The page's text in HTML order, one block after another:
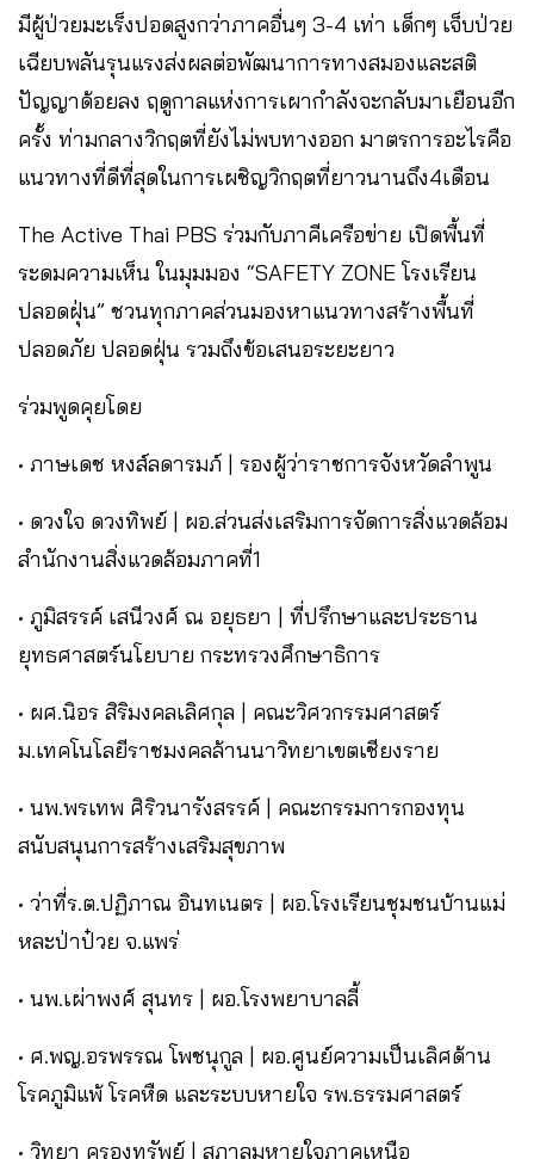
มีผู้ป่วยมะเร็งปอดสูงกว่าภาคอื่นๆ 3-4 เท่า เด็กๆ เจ็บป่วย
เฉียบพลันรุนแรงส่งผลต่อพัฒนาการทางสมองและสติ
ปัญญาด้อยลง ฤดูกาลแห่งการเผากำลังจะกลับมาเยือนอีก
ครั้ง ท่ามกลางวิกฤตที่ยังไม่พบทางออก มาตรการอะไรคือ
แนวทางที่ดีที่สุดในการเผชิญวิกฤตที่ยาวนานถึง4เดือน
The Active Thai PBS ร่วมกับภาคีเครือข่าย เปิดพื้นที่
ระดมความเห็น ในมุมมอง “SAFETY ZONE โรงเรียน
ปลอดฝุ่น” ชวนทุกภาคส่วนมองหาแนวทางสร้างพื้นที่
ปลอดภัย ปลอดฝุ่น รวมถึงข้อเสนอระยะยาว
ร่วมพูดคุยโดย
• ภาษเดช หงส์ลดารมภ์ | รองผู้ว่าราชการจังหวัดลำพูน
• ดวงใจ ดวงทิพย์ | ผอ.ส่วนส่งเสริมการจัดการสิ่งแวดล้อม
สำนักงานสิ่งแวดล้อมภาคที่1
• ภูมิสรรค์ เสนีวงศ์ ณ อยุธยา | ที่ปรึกษาและประธาน
ยุทธศาสตร์นโยบาย กระทรวงศึกษาธิการ
• ผศ.นิอร สิริมงคลเลิศกุล | คณะวิศวกรรมศาสตร์
ม.เทคโนโลยีราชมงคลล้านนาวิทยาเขตเชียงราย
• นพ.พรเทพ ศิริวนารังสรรค์ | คณะกรรมการกองทุน
สนับสนุนการสร้างเสริมสุขภาพ
• ว่าที่ร.ต.ปฏิภาณ อินทเนตร | ผอ.โรงเรียนชุมชนบ้านแม่
หละป่าป๋วย จ.แพร่
• นพ.เผ่าพงศ์ สุนทร | ผอ.โรงพยาบาลลี้
• ศ.พญ.อรพรรณ โพชนุกูล | ผอ.ศูนย์ความเป็นเลิศด้าน
โรคภูมิแพ้ โรคหืด และระบบหายใจ รพ.ธรรมศาสตร์
• วิทยา ครองทรัพย์ | สภาลมหายใจภาคเหนือ